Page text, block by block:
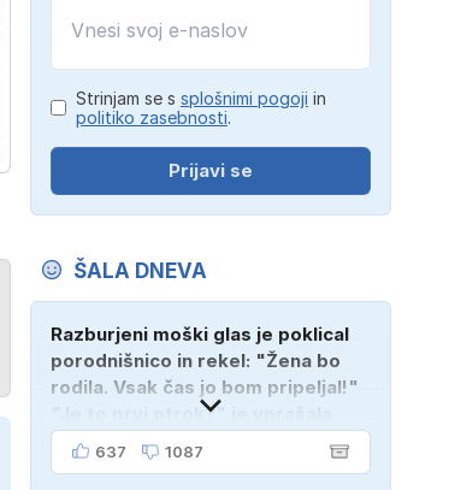
Strinjam se s splošnimi pogoji in
politiko zasebnosti.
Prijavi se
ŠALA DNEVA
Razburjeni moški glas je poklical
porodnišnico in rekel: "Žena bo
rodila. Vsak čas jo bom pripeljal!"
"Je to prvi otrok?" je vprašala
medicinska sestra. "Ne, tukaj je
njen mož!"
637 1087